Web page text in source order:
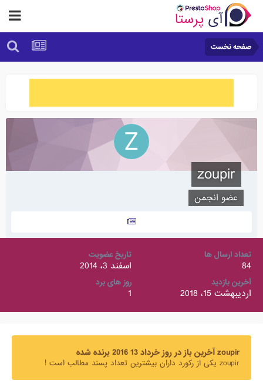
صفحه نخست
zoupir
عضو انجمن
تعداد ارسال ها
84
تاریخ عضویت
اسفند 3، 2014
آخرین بازدید
اردیبهشت 15، 2018
روز های برد
1
zoupir آخرین باز در روز خرداد 13 2016 برنده شده
zoupir یکی از رکورد داران بیشترین تعداد پسند مطالب است !